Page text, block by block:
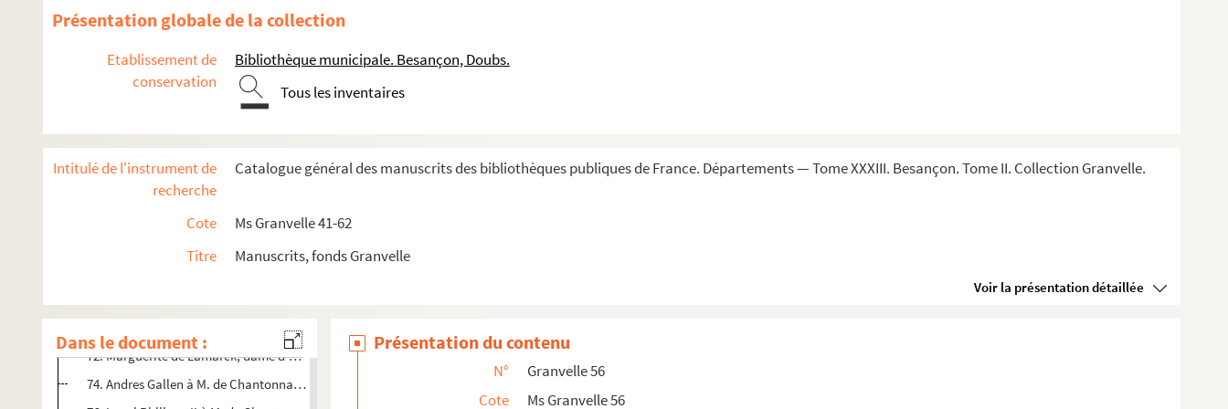
Présentation globale de la collection
Etablissement de
conservation
Bibliothèque municipale. Besançon, Doubs.
Tous les inventaires
Intitulé de l'instrument de
recherche
Catalogue général des manuscrits des bibliothèques publiques de France. Départements — Tome XXXIII. Besançon. Tome II. Collection Granvelle.
Cote
Ms Granvelle 41-62
Titre
Manuscrits, fonds Granvelle
Voir la présentation détaillée
Dans le document :
47. Le roi Philippe II à M. de Chantonnay. Escurial, 28 juin 1568. Copie. Esp.
51. Le roi Philippe II à M. de Chantonnay. Madrid, 18 juillet 1568. Esp.
53. Le roi Philippe II au duc d'Albe. Madrid, 26 juillet 1568. Copie
58. Copie de la pétition donnée au roi Philippe II et réponse chiffrée à l'empereur, touchant la contrib...
60. Déchiffrement de la précédente
70. Emmanuel-Philibert à M. de Chantonnay. Turin, 22 août 1568. Copie signée
72. Marguerite de Lamarck, dame d'Arenberg, à M. de Chantonnay. Bruxelles, 30 août 1568. Signée. Signée
74. Andres Gallen à M. de Chantonnay. Madrid, 14 septembre 1568. Esp.
Présentation du contenu
N°
Granvelle 56
Cote
Ms Granvelle 56